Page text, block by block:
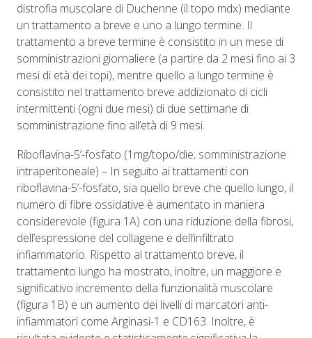
distrofia muscolare di Duchenne (il topo mdx) mediante
un trattamento a breve e uno a lungo termine. Il
trattamento a breve termine è consistito in un mese di
somministrazioni giornaliere (a partire da 2 mesi fino ai 3
mesi di età dei topi), mentre quello a lungo termine è
consistito nel trattamento breve addizionato di cicli
intermittenti (ogni due mesi) di due settimane di
somministrazione fino all’età di 9 mesi.
Riboflavina-5’-fosfato (1mg/topo/die; somministrazione
intraperitoneale) – In seguito ai trattamenti con
riboflavina-5’-fosfato, sia quello breve che quello lungo, il
numero di fibre ossidative è aumentato in maniera
considerevole (figura 1A) con una riduzione della fibrosi,
dell’espressione del collagene e dell’infiltrato
infiammatorio. Rispetto al trattamento breve, il
trattamento lungo ha mostrato, inoltre, un maggiore e
significativo incremento della funzionalità muscolare
(figura 1B) e un aumento dei livelli di marcatori anti-
infiammatori come Arginasi-1 e CD163. Inoltre, è